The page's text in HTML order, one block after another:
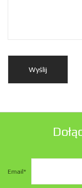
Email *